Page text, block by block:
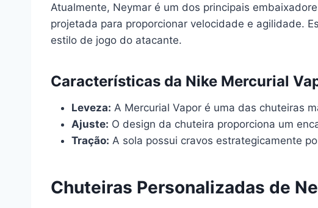
Atualmente, Neymar é um dos principais
projetada para proporcionar velocidade e agilidade.
estilo de jogo do atacante.
Características da Nike Mercurial
Leveza: A Mercurial Vapor é uma das chuteiras
Ajuste: O design da chuteira proporciona um
Tração: A sola possui cravos estrategicamente
Chuteiras Personalizadas de